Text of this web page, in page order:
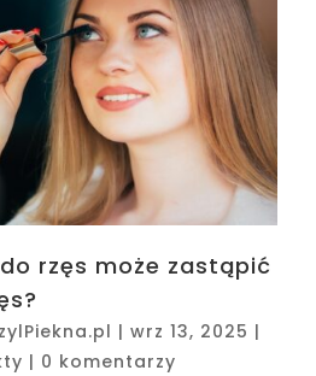
rzęs może zastąpić
|wrz 13, 2025 |
| 0 komentarzy